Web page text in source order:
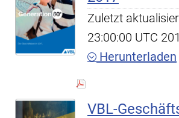
Zuletzt
23:00:00 UTC
Herunterladen
VBL-